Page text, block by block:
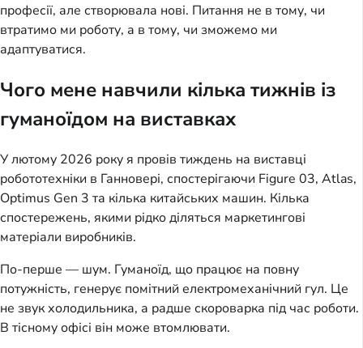
професії, але створювала нові. Питання не в тому, чи
втратимо ми роботу, а в тому, чи зможемо ми
адаптуватися.
Чого мене навчили кілька тижнів із
гуманоїдом на виставках
У лютому 2026 року я провів тиждень на виставці
робототехніки в Ганновері, спостерігаючи Figure 03, Atlas,
Optimus Gen 3 та кілька китайських машин. Кілька
спостережень, якими рідко діляться маркетингові
матеріали виробників.
По-перше — шум. Гуманоїд, що працює на повну
потужність, генерує помітний електромеханічний гул. Це
не звук холодильника, а радше скороварка під час роботи.
В тісному офісі він може втомлювати.